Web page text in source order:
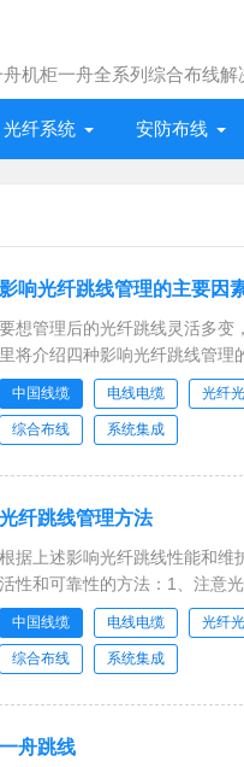
机柜一舟全系列综合布线解
光纤系统 安防布线
影响光纤跳线管理的主要因
要想管理后的光纤跳线灵活多变
里将介绍四种影响光纤跳线管理
因此要
中国线缆 电线电缆 光纤
综合布线 系统集成
光纤跳线管理方法
根据上述影响光纤跳线性能和维
活性和可靠性的方法：1、注意
纤跳线
中国线缆 电线电缆 光纤
综合布线 系统集成
一舟跳线